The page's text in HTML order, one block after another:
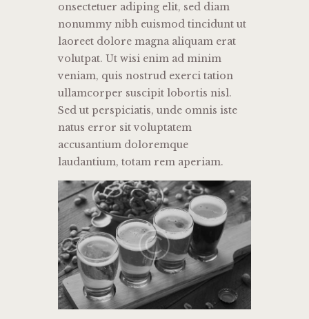
onsectetuer adiping elit, sed diam
nonummy nibh euismod tincidunt ut
laoreet dolore magna aliquam erat
volutpat. Ut wisi enim ad minim
veniam, quis nostrud exerci tation
ullamcorper suscipit lobortis nisl.
Sed ut perspiciatis, unde omnis iste
natus error sit voluptatem
accusantium doloremque
laudantium, totam rem aperiam.